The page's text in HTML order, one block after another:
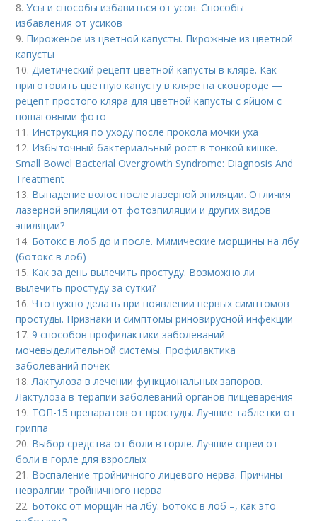
8.Усы и способы избавиться от усов. Способы
избавления от усиков
9. Пироженое из цветной капусты. Пирожные из цветной
капусты
10.Диетический рецепт цветной капусты в кляре. Как
приготовить цветную капусту в кляре на сковороде —
рецепт простого кляра для цветной капусты с яйцом с
пошаговыми фото
11. Инструкция по уходу после прокола мочки уха
12. Избыточный бактериальный рост в тонкой кишке.
Small Bowel Bacterial Overgrowth Syndrome: Diagnosis And
Treatment
13. Выпадение волос после лазерной эпиляции. Отличия
лазерной эпиляции от фотоэпиляции и других видов
эпиляции?
14. Ботокс в лоб до и после. Мимические морщины на лбу
(ботокс в лоб)
15. Как за день вылечить простуду. Возможно ли
вылечить простуду за сутки?
16.Что нужно делать при появлении первых симптомов
простуды. Признаки и симптомы риновирусной инфекции
17.9 способов профилактики заболеваний
мочевыделительной системы. Профилактика
заболеваний почек
18.Лактулоза в лечении функциональных запоров.
Лактулоза в терапии заболеваний органов пищеварения
19. ТОП-15 препаратов от простуды. Лучшие таблетки от
гриппа
20. Выбор средства от боли в горле. Лучшие спреи от
боли в горле для взрослых
21. Воспаление тройничного лицевого нерва. Причины
невралгии тройничного нерва
22. Ботокс от морщин на лбу. Ботокс в лоб –, как это